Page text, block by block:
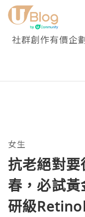
社群創作有價企
女生
抗老絕對
春，必試
研級